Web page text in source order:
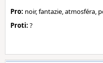
Pro: noir, fantazie, atmosféra,
Proti: ?